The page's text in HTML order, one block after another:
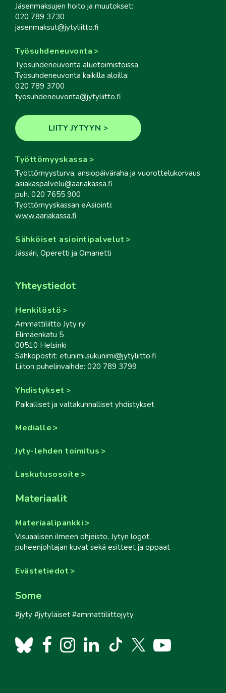
Jäsenmaksujen hoito ja muutokset:
020 789 3730
jasenmaksut@jytyliitto.fi
Työsuhdeneuvonta
Työsuhdeneuvonta aluetoimistoissa
Työsuhdeneuvonta kaikilla aloilla:
020 789 3700
tyosuhdeneuvonta@jytyliitto.fi
LIITY JYTYYN
Työttömyyskassa
Työttömyysturva, ansiopäiväraha ja vuorottelukorvaus
asiakaspalvelu@aariakassa.fi
puh. 020 7655 900
Työttömyyskassan eAsiointi:
www.aariakassa.fi
Sähköiset asiointipalvelut
Jässäri, Operetti ja Omanetti
Yhteystiedot
Henkilöstö
Ammattiliitto Jyty ry
Elimäenkatu 5
00510 Helsinki
Sähköpostit: etunimi.sukunimi@jytyliitto.fi
Liiton puhelinvaihde: 020 789 3799
Yhdistykset
Paikalliset ja valtakunnalliset yhdistykset
Medialle
Jyty-lehden toimitus
Laskutusosoite
Materiaalit
Materiaalipankki
Visuaalisen ilmeen ohjeisto, Jytyn logot,
puheenjohtajan kuvat sekä esitteet ja oppaat
Evästetiedot
Some
#jyty #jytyläiset #ammattiliittojyty